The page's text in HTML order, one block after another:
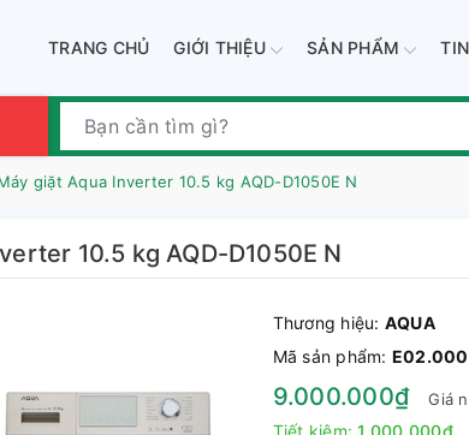
TRANG CHỦ GIỚI THIỆU SẢN PHẨM
giặt Aqua Inverter 10.5 kg AQD-D1050E N
10.5 kg AQD-D1050E N
Thương hiệu: AQUA
Mã sản phẩm:
9.000.000₫ Giá
Tiết kiệm:1.000.000₫